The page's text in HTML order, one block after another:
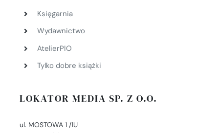
Księgarnia
Wydawnictwo
AtelierPIO
Tylko dobre książki
LOKATOR MEDIA SP. Z O.O.
ul. MOSTOWA 1 /1U